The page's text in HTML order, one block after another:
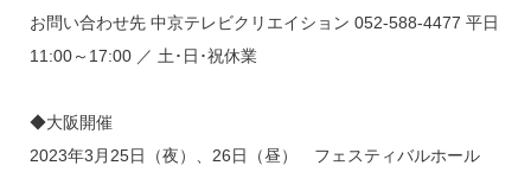
お問い合わせ先 中京テレビクリエイション 052-588-4477 平日
11:00～17:00 ／ 土･日･祝休業
◆大阪開催
2023年3月25日（夜）、26日（昼） フェスティバルホール